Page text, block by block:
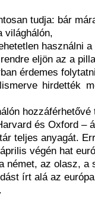
tudja: bár
világhálón,
használni
eljön az a
érdemes
hirdették
hozzáférhetővé
és Oxford –
teljes anyagát.
végén hat
német, az olasz, a
írt alá az